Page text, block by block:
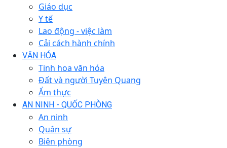
Giáo dục
Y tế
Lao động - việc làm
Cải cách hành chính
VĂN HÓA
Tinh hoa văn hóa
Đất và người Tuyên Quang
Ẩm thực
AN NINH - QUỐC PHÒNG
An ninh
Quân sự
Biên phòng